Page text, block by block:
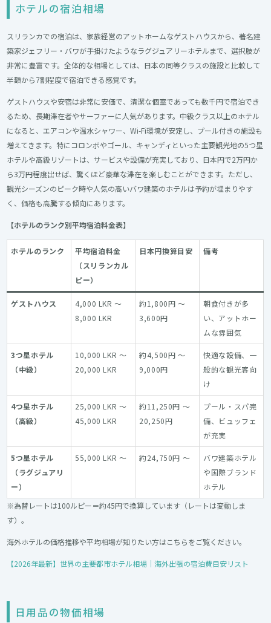
ホテルの宿泊相場
スリランカでの宿泊は、家族経営のアットホームなゲストハウスから、著名建
築家ジェフリー・バワが手掛けたようなラグジュアリーホテルまで、選択肢が
非常に豊富です。全体的な相場としては、日本の同等クラスの施設と比較して
半額から7割程度で宿泊できる感覚です。
ゲストハウスや安宿は非常に安価で、清潔な個室であっても数千円で宿泊でき
るため、長期滞在者やサーファーに人気があります。中級クラス以上のホテル
になると、エアコンや温水シャワー、Wi-Fi環境が安定し、プール付きの施設も
増えてきます。特にコロンボやゴール、キャンディといった主要観光地の5つ星
ホテルや高級リゾートは、サービスや設備が充実しており、日本円で2万円か
ら3万円程度出せば、驚くほど豪華な滞在を楽しむことができます。ただし、
観光シーズンのピーク時や人気の高いバワ建築のホテルは予約が埋まりやす
く、価格も高騰する傾向にあります。
【ホテルのランク別平均宿泊料金表】
ホテルのランク
平均宿泊料金
（スリランカル
ピー）
日本円換算目安 備考
ゲストハウス
4,000 LKR ～
8,000 LKR
約1,800円 ～
3,600円
朝食付きが多
い、アットホー
ムな雰囲気
3つ星ホテル
（中級）
10,000 LKR ～
20,000 LKR
約4,500円 ～
9,000円
快適な設備、一
般的な観光客向
け
4つ星ホテル
（高級）
25,000 LKR ～
45,000 LKR
約11,250円 ～
20,250円
プール・スパ完
備、ビュッフェ
が充実
5つ星ホテル
（ラグジュアリ
ー）
55,000 LKR ～ 約24,750円 ～
バワ建築ホテル
や国際ブランド
ホテル
※為替レートは100ルピー＝約45円で換算しています（レートは変動しま
す）。
海外ホテルの価格推移や平均相場が知りたい方はこちらをご覧ください。
【2026年最新】世界の主要都市ホテル相場｜海外出張の宿泊費目安リスト
日用品の物価相場